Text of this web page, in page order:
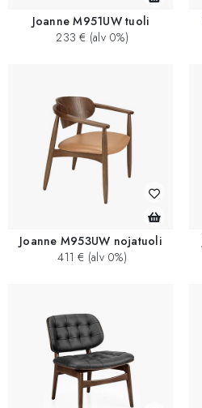
Joanne M951UW tuoli
233 € (alv 0%)
Joanne M953UW nojatuoli
411 € (alv 0%)